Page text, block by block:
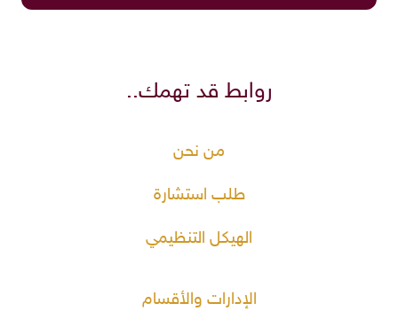
روابط قد تهمك..
من نحن
طلب استشارة
الهيكل التنظيمي
الإدارات والأقسام